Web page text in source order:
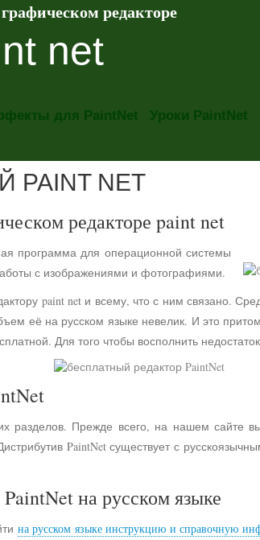
редакторе
для PaintNet Уроки PaintNet
NET
редакторе paint net
программа для операционной системы
с изображениями и фотографиями.
paint net и всему, что с ним связано.
её на русском языке невелик. И это
Для того чтобы восполнить
разделов. Прежде всего, на нашем сайте
PaintNet существует с
на русском языке
на русском языке инструкцию и справочную